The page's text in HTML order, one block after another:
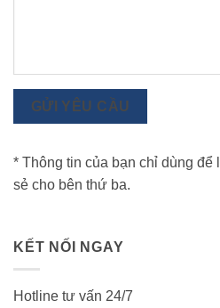
GỬI YÊU CẦU
* Thông tin của bạn chỉ dùng để
sẻ cho bên thứ ba.
KẾT NỐI NGAY
Hotline tư vấn 24/7